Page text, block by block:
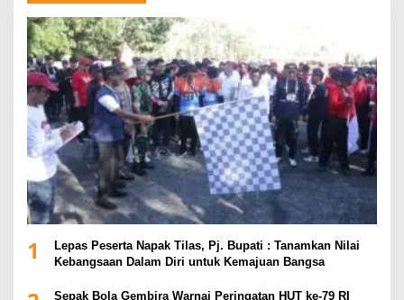
1
Lepas Peserta Napak Tilas, Pj. Bupati : Tanamkan Nilai
Kebangsaan Dalam Diri untuk Kemajuan Bangsa
Sepak Bola Gembira Warnai Peringatan HUT ke-79 RI